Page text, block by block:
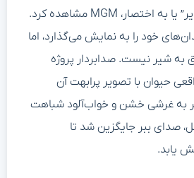
شرکت “مترو گلدوین مایر” یا به اختصار، MGM مشاهده کرد.
خود را به نمایش می‌گذارد، اما
شیر نیست. صدابردار پروژه
حیوان با تصویر پرابهت آن
به غرشی خشن و خواب‌آلود شباهت
صدای ببر جایگزین شد تا
یابد.